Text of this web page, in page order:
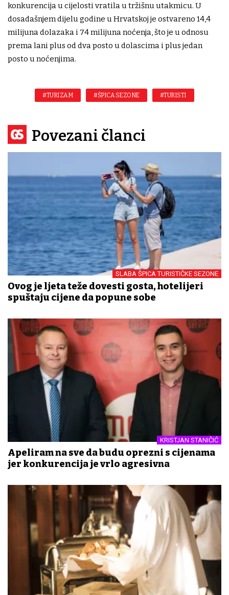
konkurencija u cijelosti vratila u tržišnu utakmicu. U
dosadašnjem dijelu godine u Hrvatskoj je ostvareno 14,4
milijuna dolazaka i 74 milijuna noćenja, što je u odnosu
prema lani plus od dva posto u dolascima i plus jedan
posto u noćenjima.
#TURIZAM #ŠPICA SEZONE #TURISTI
Povezani članci
SLABA ŠPICA TURISTIČKE SEZONE
Ovog je ljeta teže dovesti gosta, hotelijeri
spuštaju cijene da popune sobe
KRISTJAN STANIČIĆ
Apeliram na sve da budu oprezni s cijenama
jer konkurencija je vrlo agresivna